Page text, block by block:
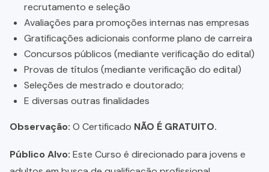
recrutamento e seleção
Avaliações para promoções internas nas empresas
Gratificações adicionais conforme plano de carreira
Concursos públicos (mediante verificação do edital)
Provas de títulos (mediante verificação do edital)
Seleções de mestrado e doutorado;
E diversas outras finalidades
Observação: O Certificado NÃO É GRATUITO.
Público Alvo: Este Curso é direcionado para jovens e